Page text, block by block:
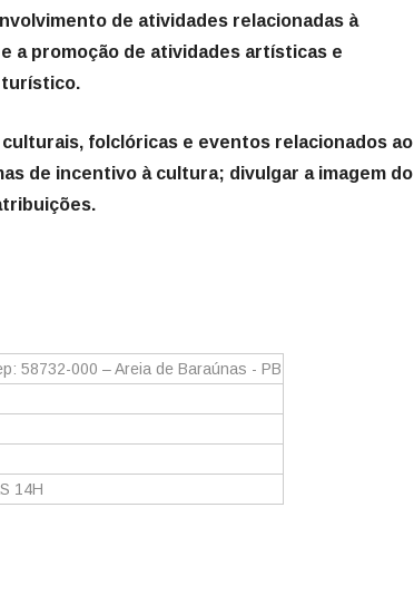
de atividades relacionadas à
a promoção de atividades artísticas e
turístico.
folclóricas e eventos relacionados ao
de incentivo à cultura; d ivulgar a imagem do
58732-000 – Areia de Baraúnas - PB
14H